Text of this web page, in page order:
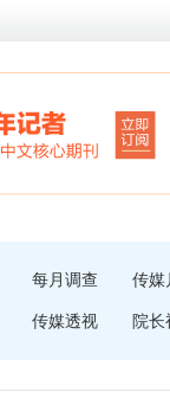
每月调查 传媒
传媒透视 院长